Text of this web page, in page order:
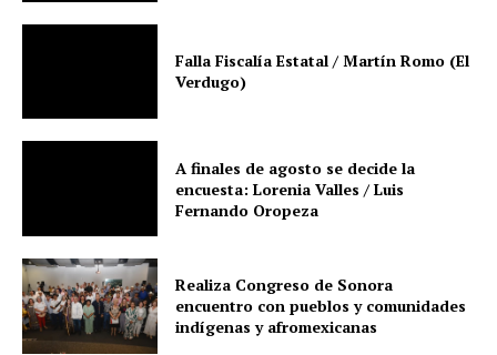
Falla Fiscalía Estatal / Martín Romo (El
Verdugo)
A finales de agosto se decide la
encuesta: Lorenia Valles / Luis
Fernando Oropeza
Realiza Congreso de Sonora
encuentro con pueblos y comunidades
indígenas y afromexicanas